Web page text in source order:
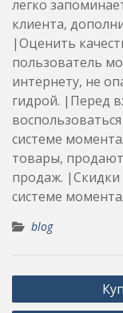
легко
клиента,
|Оценить
пользователь
интернету, не
гидрой. |Перед
системе
товары,
продаж. |Скидки
системе
blog
Post
navigation